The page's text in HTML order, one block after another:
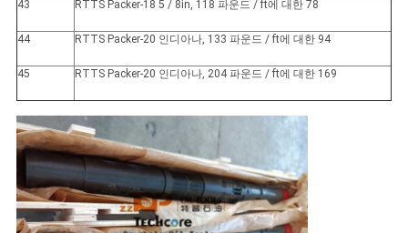
43 RTTS Packer-18 5 / 8in, 118 파운드 / ft에 대한 78
44 RTTS Packer-20 인디아나, 133 파운드 / ft에 대한 94
45 RTTS Packer-20 인디아나, 204 파운드 / ft에 대한 169